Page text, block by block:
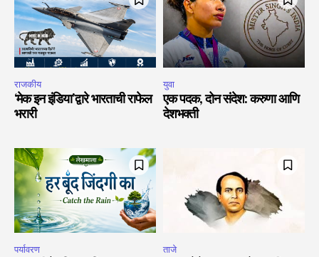
राजकीय
‘मेक इन इंडिया’द्वारे भारताची राफेल
भरारी
युवा
एक पदक, दोन संदेश: करुणा आणि
देशभक्ती
पर्यावरण ताजे